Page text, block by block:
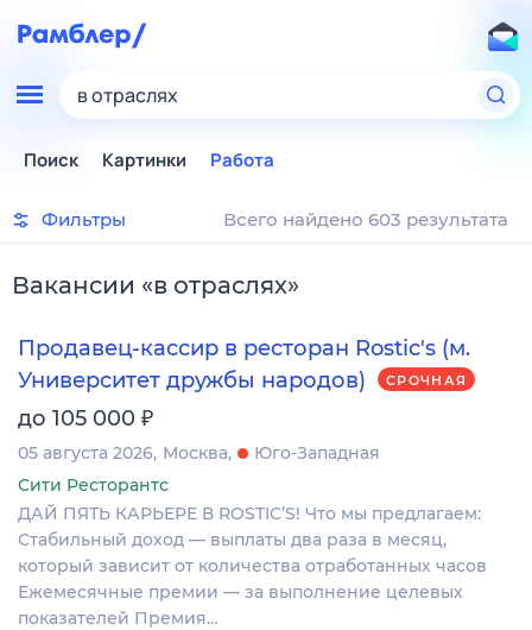
в отраслях
Поиск Картинки Работа
Фильтры Всего найдено 603 результата
Вакансии «в отраслях»
Продавец-кассир в ресторан Rostic's (м.
Университет дружбы народов)
СРОЧНАЯ
до 105 000 ₽
05 августа 2026 Москва
Юго-Западная
Сити Ресторантс
ДАЙ ПЯТЬ КАРЬЕРЕ В ROSTIC’S! Что мы предлагаем:
Стабильный доход — выплаты два раза в месяц,
который зависит от количества отработанных часов
Ежемесячные премии — за выполнение целевых
показателей Премия…